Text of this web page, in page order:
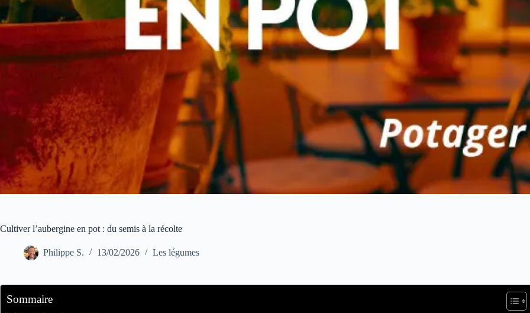
Cultiver l’aubergine en pot : du semis à la récolte
Philippe S. 13/02/2026 Les légumes
Sommaire